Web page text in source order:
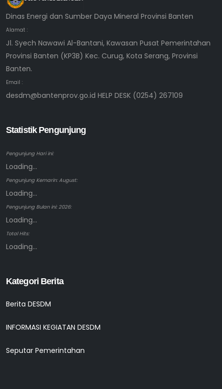
Dinas Energi dan Sumber Daya Mineral Provinsi Banten
Alamat :
Jl. Syech Nawawi Al-Bantani, Kawasan Pusat Pemerintahan
Provinsi Banten (KP3B) Kec. Curug, Kota Serang, Provinsi
Banten.
Email :
desdm@bantenprov.go.id HELP DESK (0254) 267109
Statistik Pengunjung
Pengunjung Hari ini:
Loading...
Pengunjung Kemarin: August:
Loading...
Pengunjung Bulan ini: 2026:
Loading...
Total Hits:
Loading...
Kategori Berita
Berita DESDM
INFORMASI KEGIATAN DESDM
Seputar Pemerintahan